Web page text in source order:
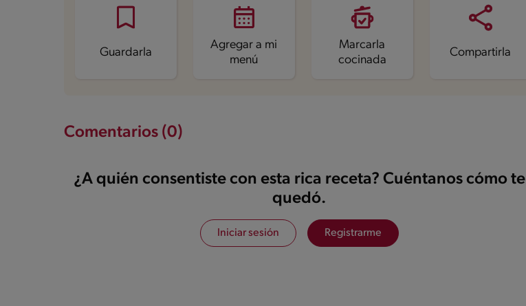
Sodio
Guardarla
Agregar a mi
menú
Marcarla
cocinada
Compartirla
Comentarios (0)
¿A quién consentiste con esta rica receta? Cuéntanos cómo te
quedó.
Iniciar sesión Registrarme